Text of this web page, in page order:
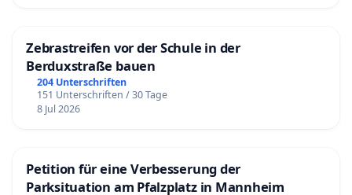
Zebrastreifen vor der Schule in der
Berduxstraße bauen
204 Unterschriften
151 Unterschriften / 30 Tage
8 Jul 2026
Petition für eine Verbesserung der
Parksituation am Pfalzplatz in Mannheim